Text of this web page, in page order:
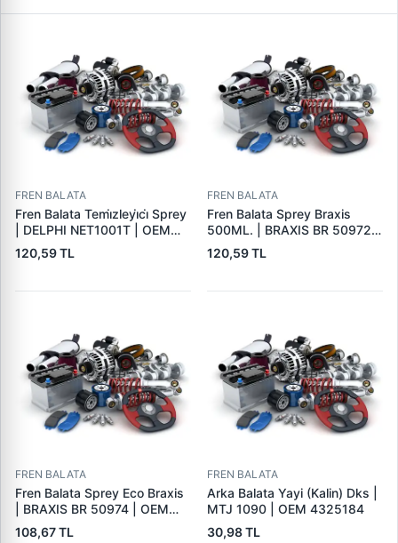
FREN BALATA
Fren Balata Temi̇zleyi̇ci̇ Sprey
| DELPHI NET1001T | OEM
BALATA SPREYI
120,59 TL
FREN BALATA
Fren Balata Sprey Braxis
500ML. | BRAXIS BR 50972 |
OEM BALATA SPREYI
120,59 TL
FREN BALATA
Fren Balata Sprey Eco Braxis
| BRAXIS BR 50974 | OEM
BALATA SPREYI
108,67 TL
FREN BALATA
Arka Balata Yayi (Kalin) Dks |
MTJ 1090 | OEM 4325184
30,98 TL